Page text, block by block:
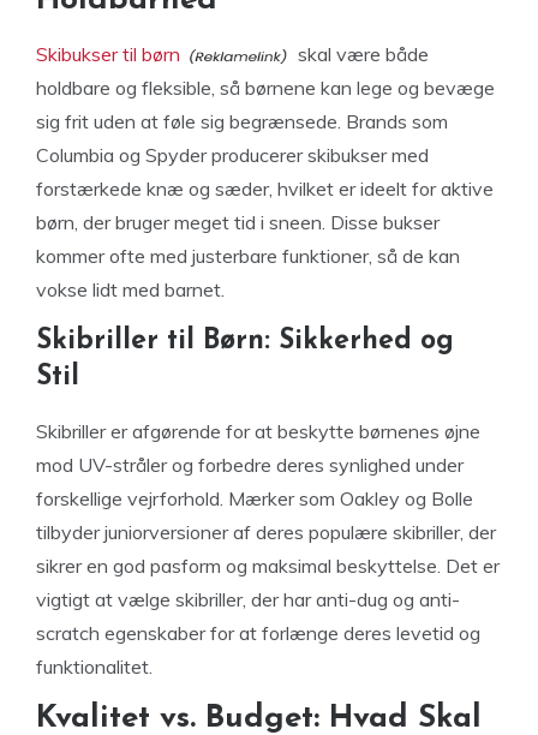
Skibukser til børn
skal være både
holdbare og fleksible, så børnene kan lege og bevæge
sig frit uden at føle sig begrænsede. Brands som
Columbia og Spyder producerer skibukser med
forstærkede knæ og sæder, hvilket er ideelt for aktive
børn, der bruger meget tid i sneen. Disse bukser
kommer ofte med justerbare funktioner, så de kan
vokse lidt med barnet.
Skibriller til Børn: Sikkerhed og
Stil
Skibriller er afgørende for at beskytte børnenes øjne
mod UV-stråler og forbedre deres synlighed under
forskellige vejrforhold. Mærker som Oakley og Bolle
tilbyder juniorversioner af deres populære skibriller, der
sikrer en god pasform og maksimal beskyttelse. Det er
vigtigt at vælge skibriller, der har anti-dug og anti-
scratch egenskaber for at forlænge deres levetid og
funktionalitet.
Kvalitet vs. Budget: Hvad Skal